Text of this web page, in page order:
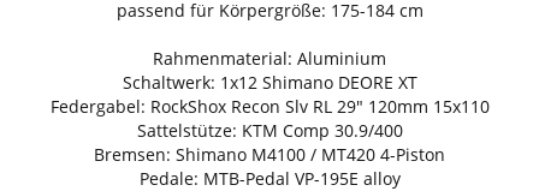
passend für Körpergröße: 175-184 cm
Rahmenmaterial: Aluminium
Schaltwerk: 1x12 Shimano DEORE XT
Federgabel: RockShox Recon Slv RL 29" 120mm 15x110
Sattelstütze: KTM Comp 30.9/400
Bremsen: Shimano M4100 / MT420 4-Piston
Pedale: MTB-Pedal VP-195E alloy